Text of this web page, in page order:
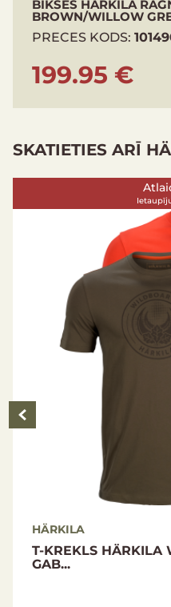
BIKSES HÄRKILA
BROWN/WILLOW
PRECES KODS:
199.95 €
SKATIETIES ARĪ
HÄRKILA
T-KREKLS HÄRKILA
GAB...